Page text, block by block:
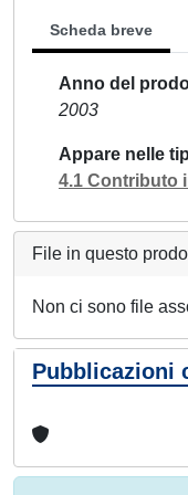
Scheda breve
Anno del
2003
Appare nelle
4.1 Contributo
File in questo
Non ci sono file
Pubblicazioni